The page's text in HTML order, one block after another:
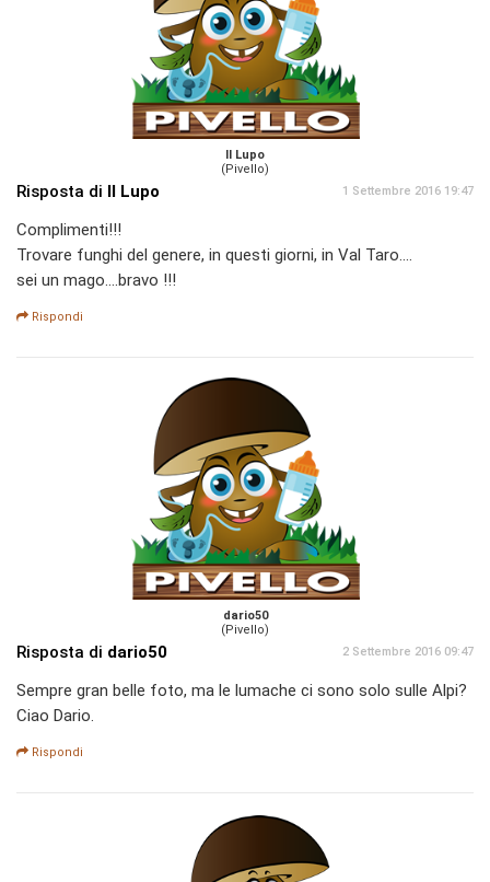
Il Lupo
(Pivello)
Risposta di Il Lupo 1 Settembre 2016 19:47
Complimenti!!!
Trovare funghi del genere, in questi giorni, in Val Taro....
sei un mago....bravo !!!
Rispondi
dario50
(Pivello)
Risposta di dario50 2 Settembre 2016 09:47
Sempre gran belle foto, ma le lumache ci sono solo sulle Alpi?
Ciao Dario.
Rispondi